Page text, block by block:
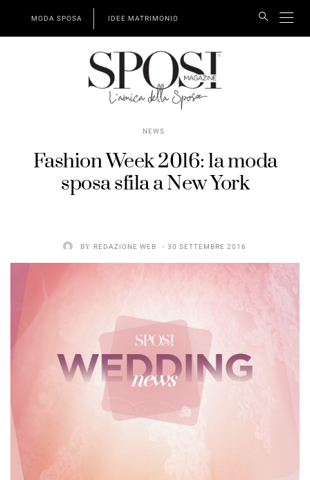
MODA SPOSA IDEE MATRIMONIO
NEWS
Fashion Week 2016: la moda
sposa sfila a New York
BY REDAZIONE WEB 30 SETTEMBRE 2016